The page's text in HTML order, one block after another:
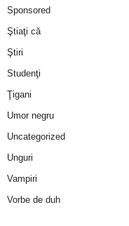
Sponsored
Ştiaţi că
Ştiri
Studenţi
Ţigani
Umor negru
Uncategorized
Unguri
Vampiri
Vorbe de duh